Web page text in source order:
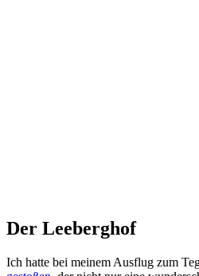
Der Leeberghof
Ich hatte bei meinem Ausflug zum